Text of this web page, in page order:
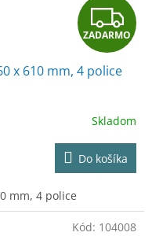
Z
A
A
R
M
O
ZADARMO
x 610 mm, 4 police
Skladom
Do košíka
mm, 4 police
Kód: 104008